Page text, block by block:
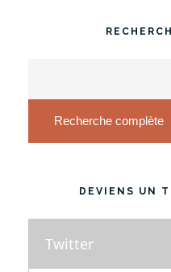
Recherche complète
DEVIENS UN
Twitter